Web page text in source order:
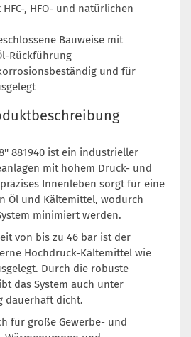
HFC-, HFO- und natürlichen
Bauweise mit
Rückführung
und für
881940 ist ein industrieller
mit hohem Druck- und
Innenleben sorgt für eine
Öl und Kältemittel, wodurch
minimiert werden.
von bis zu 46 bar ist der
Hochdruck-Kältemittel wie
Durch die robuste
das System auch unter
dauerhaft dicht.
für große Gewerbe- und